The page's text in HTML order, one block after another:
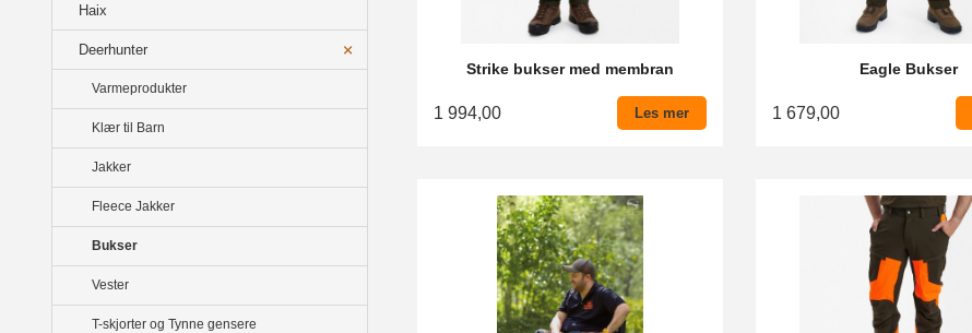
Haix
Deerhunter
Varmeprodukter
Klær til Barn
Jakker
Fleece Jakker
Bukser
Vester
T-skjorter og Tynne gensere
Strike bukser med membran
1 994,00 Les mer
Eagle Bukser
1 679,00